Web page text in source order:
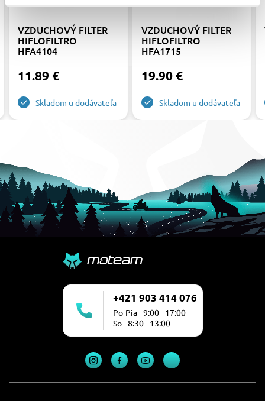
VZDUCHOVÝ FILTER
HIFLOFILTRO
HFA4104
11.89 €
Skladom u dodávateľa
VZDUCHOVÝ FILTER
HIFLOFILTRO
HFA1715
19.90 €
Skladom u dodávateľa
+421 903 414 076
Po-Pia - 9:00 - 17:00
So - 8:30 - 13:00